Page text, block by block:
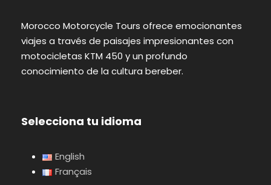
Morocco Motorcycle Tours ofrece emocionantes
viajes a través de paisajes impresionantes con
motocicletas KTM 450 y un profundo
conocimiento de la cultura bereber.
Selecciona tu idioma
English
Français